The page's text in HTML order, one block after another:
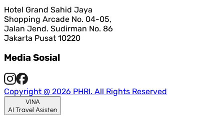
Hotel Grand Sahid Jaya
Shopping Arcade No. 04-05,
Jalan Jend. Sudirman No. 86
Jakarta Pusat 10220
Media Sosial
Copyright @ 2026 PHRI. All Rights Reserved
VINA
AI Travel Asisten